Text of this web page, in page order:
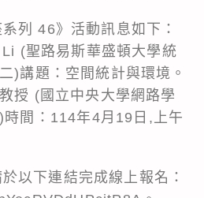
列 46》活動訊息如下：
(聖路易斯華盛頓大學統
)講題：空間統計與環境。
授 (國立中央大學網路學
間：114年4月19日,上午
以下連結完成線上報名：